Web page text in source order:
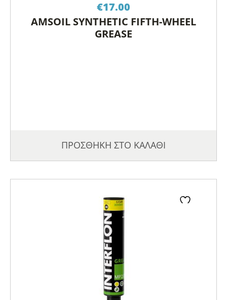
€17.00
AMSOIL SYNTHETIC FIFTH-WHEEL
GREASE
ΠΡΟΣΘΗΚΗ ΣΤΟ ΚΑΛΑΘΙ